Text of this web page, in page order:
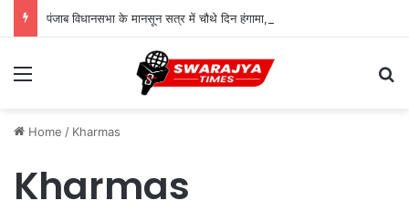
Menu
Home / Kharmas
Kharmas